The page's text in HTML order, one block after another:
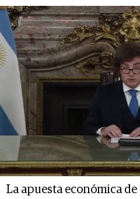
La apuesta económica